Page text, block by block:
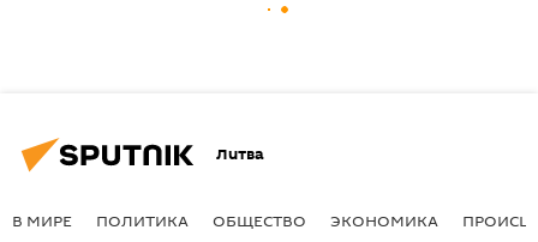
Литва
В МИРЕ ПОЛИТИКА ОБЩЕСТВО ЭКОНОМИКА